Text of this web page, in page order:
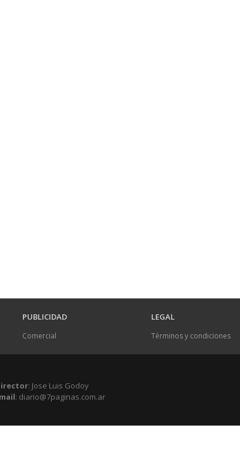
PUBLICIDAD
Comercial
LEGAL
Términos y condiciones
: Jose Luis Godoy
: diario@7paginas.com.ar